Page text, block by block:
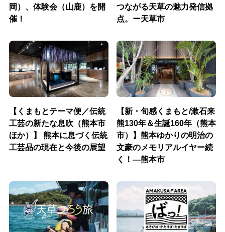
岡）、体験会（山鹿）を開
催！
つながる天草の魅力発信拠
点。ー天草市
【くまもとテーマ便／伝統
工芸の新たな息吹（熊本市
ほか）】 熊本に息づく伝統
工芸品の現在と今後の展望
【新・旬感くまもと/漱石来
熊130年＆生誕160年（熊本
市）】熊本ゆかりの明治の
文豪のメモリアルイヤー続
く！―熊本市